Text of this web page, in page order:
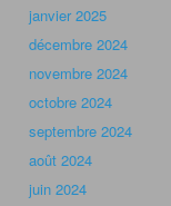
janvier 2025
décembre 2024
novembre 2024
octobre 2024
septembre 2024
août 2024
juin 2024